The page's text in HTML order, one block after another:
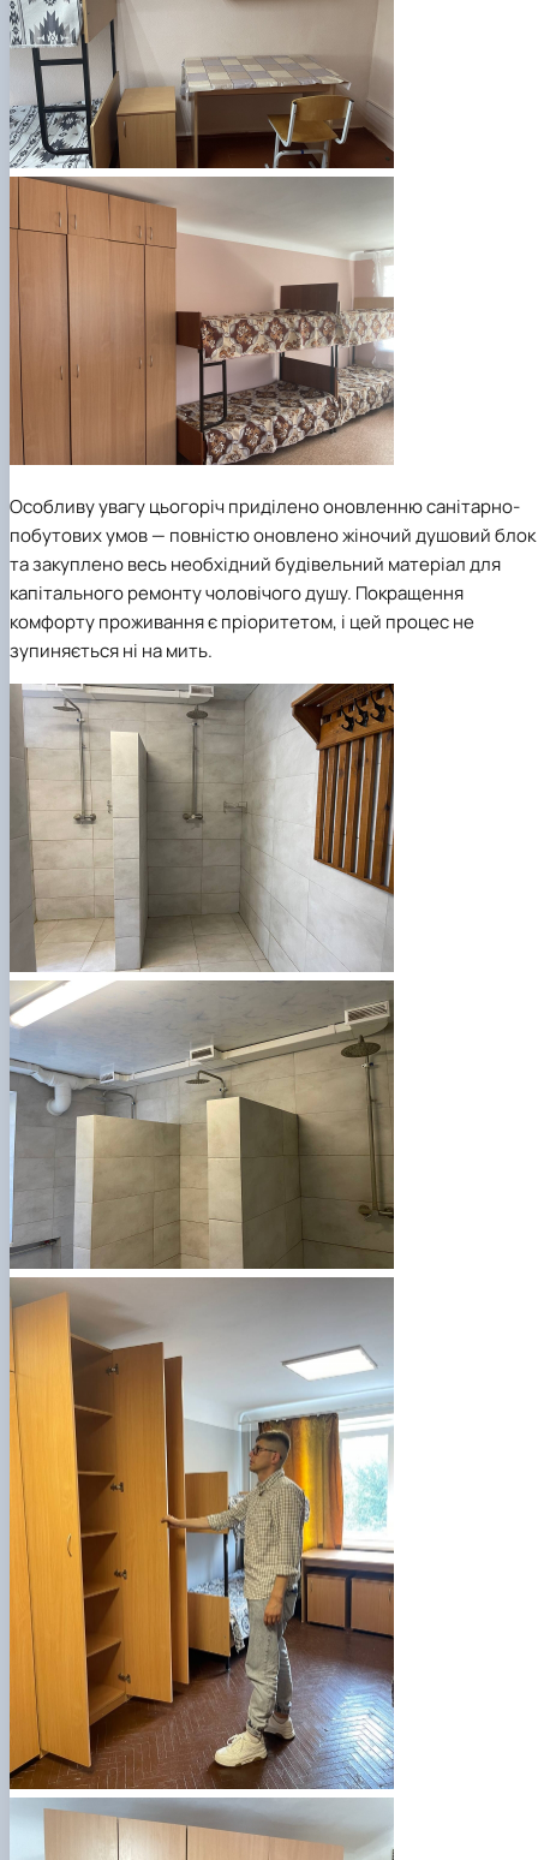
Особливу увагу цьогоріч приділено оновленню санітарно-
побутових умов — повністю оновлено жіночий душовий блок
та закуплено весь необхідний будівельний матеріал для
капітального ремонту чоловічого душу. Покращення
комфорту проживання є пріоритетом, і цей процес не
зупиняється ні на мить.